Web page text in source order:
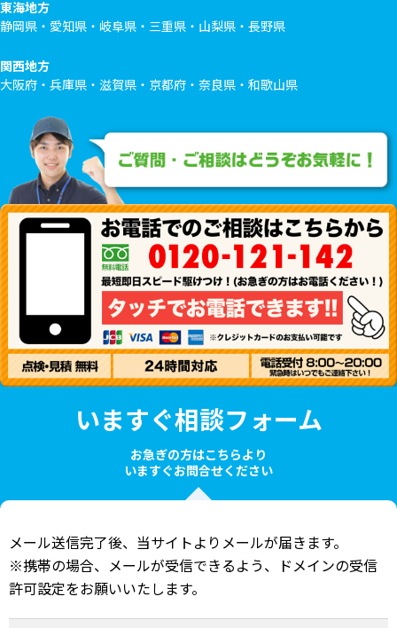
東海地方
静岡県・愛知県・岐阜県・三重県・山梨県・長野県
関西地方
大阪府・兵庫県・滋賀県・京都府・奈良県・和歌山県
いますぐ相談フォーム
お急ぎの方はこちらより
いますぐお問合せください
メール送信完了後、当サイトよりメールが届きます。
※携帯の場合、メールが受信できるよう、ドメインの受信
許可設定をお願いいたします。